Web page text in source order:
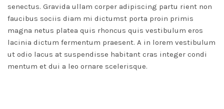
senectus. Gravida ullam corper adipiscing partu rient non
faucibus sociis diam mi dictumst porta proin primis
magna netus platea quis rhoncus quis vestibulum eros
lacinia dictum fermentum praesent. A in lorem vestibulum
ut odio lacus at suspendisse habitant cras integer condi
mentum et dui a leo ornare scelerisque.